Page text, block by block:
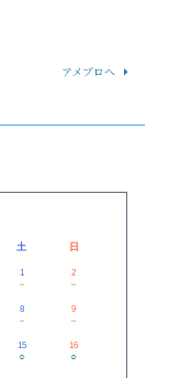
アメブロへ
土 日
1
－
2
－
8
－
9
－
15
○
16
○